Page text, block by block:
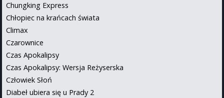
Chungking Express
Chłopiec na krańcach świata
Climax
Czarownice
Czas Apokalipsy
Czas Apokalipsy: Wersja Reżyserska
Człowiek Słoń
Diabeł ubiera się u Prady 2